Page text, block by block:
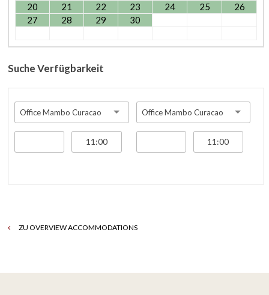
20
21 22 23 24 25
26
27
28 29 30
Suche Verfügbarkeit
Office Mambo Curacao Office Mambo Curacao
ZU OVERVIEW ACCOMMODATIONS